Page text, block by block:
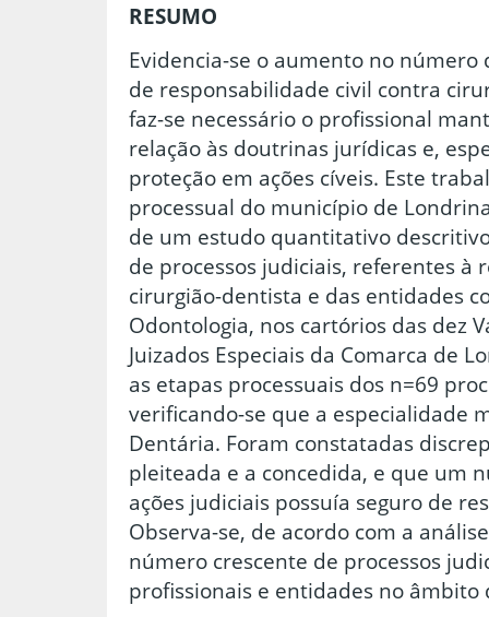
RESUMO
Evidencia-se o aumento no número
de responsabilidade civil contra
faz-se necessário o profissional
relação às doutrinas jurídicas e,
proteção em ações cíveis. Este
processual do município de
de um estudo quantitativo
de processos judiciais, referentes à
cirurgião-dentista e das entidades
Odontologia, nos cartórios das dez
Juizados Especiais da Comarca de
as etapas processuais dos n=69
verificando-se que a especialidade
Dentária. Foram constatadas
pleiteada e a concedida, e que um
ações judiciais possuía seguro de
Observa-se, de acordo com a
número crescente de processos
profissionais e entidades no âmbito